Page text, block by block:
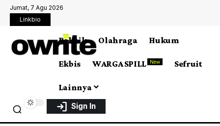
Jumat, 7 Agu 2026
Linkbio
Politik Olahraga Hukum
Ekbis WARGA SPILL New Sefruit
Lainnya
Sign In